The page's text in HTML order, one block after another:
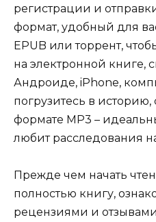
регистрации и
формат, удобный для
EPUB или торрент,
на электронной книге,
Андроиде, iPhone,
погрузитесь в
формате MP3 –
любит расследования
Прежде чем начать
полностью книгу,
рецензиями и